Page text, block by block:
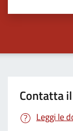
Contatta
Leggi le